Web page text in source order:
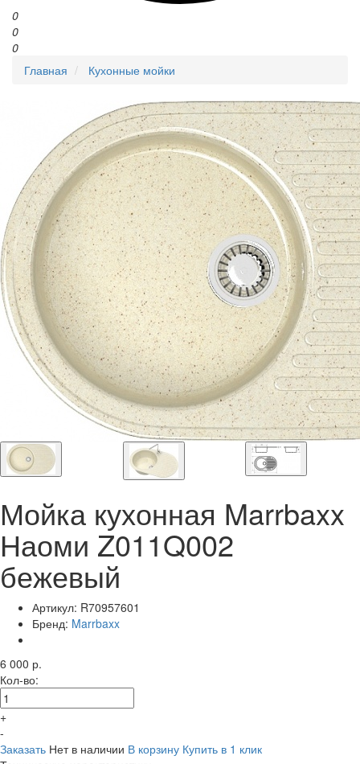
0
0
0
Главная
Кухонные мойки
Мойка кухонная Marrbaxx
Наоми Z011Q002
бежевый
Артикул: R70957601
Бренд: Marrbaxx
6 000 р.
Кол-во:
+
-
Заказать Нет в наличии В корзину Купить в 1 клик